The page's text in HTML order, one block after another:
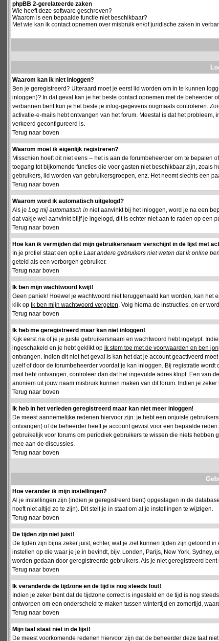
phpBB 2-gerelateerde zaken
Wie heeft deze software geschreven?
Waarom is een bepaalde functie niet beschikbaar?
Met wie kan ik contact opnemen over misbruik en/of juridische zaken in
Waarom kan ik niet inloggen?
Ben je geregistreerd? Uiteraard moet je eerst lid worden om in te kunnen
inloggen)? In dat geval kan je het beste contact opnemen met de beheerder
verbannen bent kun je het beste je inlog-gegevens nogmaals controleren.
activatie-e-mails hebt ontvangen van het forum. Meestal is dat het
verkeerd geconfigureerd is.
Terug naar boven
Waarom moet ik eigenlijk registreren?
Misschien hoeft dit niet eens -- het is aan de forumbeheerder om te bepalen
toegang tot bijkomende functies die voor gasten niet beschikbaar zijn,
gebruikers, lid worden van gebruikersgroepen, enz. Het neemt slechts een
Terug naar boven
Waarom word ik automatisch uitgelogd?
Als je Log mij automatisch in niet aanvinkt bij het inloggen, word je na een
dat vakje wel aanvinkt blijf je ingelogd, dit is echter niet aan te raden op een
Terug naar boven
Hoe kan ik vermijden dat mijn gebruikersnaam verschijnt in de lijst met
In je profiel staat een optie Laat andere gebruikers niet weten dat ik online
geteld als een verborgen gebruiker.
Terug naar boven
Ik ben mijn wachtwoord kwijt!
Geen paniek! Hoewel je wachtwoord niet teruggehaald kan worden, kan
klik op Ik ben mijn wachtwoord vergeten. Volg hierna de instructies, en er
Terug naar boven
Ik heb me geregistreerd maar kan niet inloggen!
Kijk eerst na of je je juiste gebruikersnaam en wachtwoord hebt ingetypt.
ingeschakeld en je hebt geklikt op Ik stem toe met de voorwaarden en ben
ontvangen. Indien dit niet het geval is kan het dat je account geactiveerd
uzelf of door de forumbeheerder voordat je kan inloggen. Bij registratie
mail hebt ontvangen, controleer dan dat het ingevulde adres klopt. Een van
anoniem uit jouw naam misbruik kunnen maken van dit forum. Indien je
Terug naar boven
Ik heb in het verleden geregistreerd maar kan niet meer inloggen!
De meest aannemelijke redenen hiervoor zijn: je hebt een onjuiste
ontvangen) of de beheerder heeft je account gewist voor een bepaalde
gebruikelijk voor forums om periodiek gebruikers te wissen die niets
mee aan de discussies.
Terug naar boven
Hoe verander ik mijn instellingen?
Al je instellingen zijn (indien je geregistreerd bent) opgeslagen in de
hoeft niet altijd zo te zijn). Dit stelt je in staat om al je instellingen te wijzigen.
Terug naar boven
De tijden zijn niet juist!
De tijden zijn bijna zeker juist, echter, wat je ziet kunnen tijden zijn getoond
instellen op die waar je je in bevindt, bijv. Londen, Parijs, New York,
worden gedaan door geregistreerde gebruikers. Als je niet geregistreerd
Terug naar boven
Ik veranderde de tijdzone en de tijd is nog steeds fout!
Indien je zeker bent dat de tijdzone correct is ingesteld en de tijd is nog
ontworpen om een onderscheid te maken tussen wintertijd en zomertijd,
Terug naar boven
Mijn taal staat niet in de lijst!
De meest voorkomende redenen hiervoor zijn dat de beheerder deze taal